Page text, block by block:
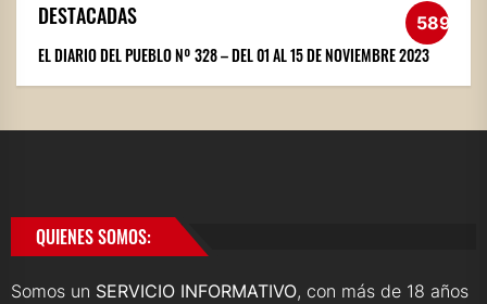
DESTACADAS 589
EL DIARIO DEL PUEBLO Nº 328 – DEL 01 AL 15 DE NOVIEMBRE 2023
QUIENES SOMOS:
Somos un SERVICIO INFORMATIVO, con más de 18 años